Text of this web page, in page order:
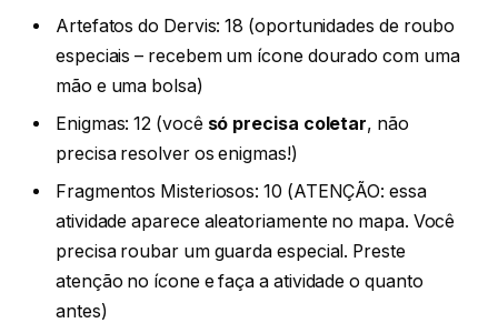
Artefatos do Dervis: 18 (oportunidades de roubo
especiais – recebem um ícone dourado com uma
mão e uma bolsa)
Enigmas: 12 (você só precisa coletar, não
precisa resolver os enigmas!)
Fragmentos Misteriosos: 10 (ATENÇÃO: essa
atividade aparece aleatoriamente no mapa. Você
precisa roubar um guarda especial. Preste
atenção no ícone e faça a atividade o quanto
antes)